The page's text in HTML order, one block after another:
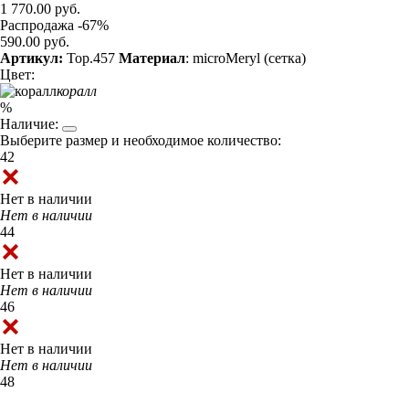
1 770.00 руб.
Распродажа -67%
590.00 руб.
Артикул: Top.457 Материал: microMeryl (сетка)
Цвет:
коралл
%
Наличие:
Выберите размер и необходимое количество:
42
Нет в наличии
Нет в наличии
44
Нет в наличии
Нет в наличии
46
Нет в наличии
Нет в наличии
48